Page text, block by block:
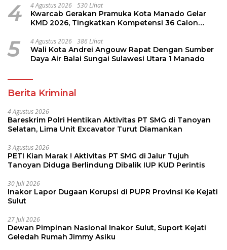
4 4 Agustus 2026 530 Lihat
Kwarcab Gerakan Pramuka Kota Manado Gelar
KMD 2026, Tingkatkan Kompetensi 36 Calon
5 4 Agustus 2026 386 Lihat
Wali Kota Andrei Angouw Rapat Dengan Sumber
Daya Air Balai Sungai Sulawesi Utara 1 Manado
Berita Kriminal
4 Agustus 2026
Bareskrim Polri Hentikan Aktivitas PT SMG di Tanoyan
Selatan, Lima Unit Excavator Turut Diamankan
3 Agustus 2026
PETI Kian Marak ! Aktivitas PT SMG di Jalur Tujuh
Tanoyan Diduga Berlindung Dibalik IUP KUD Perintis
30 Juli 2026
Inakor Lapor Dugaan Korupsi di PUPR Provinsi Ke Kejati
Sulut
27 Juli 2026
Dewan Pimpinan Nasional Inakor Sulut, Suport Kejati
Geledah Rumah Jimmy Asiku